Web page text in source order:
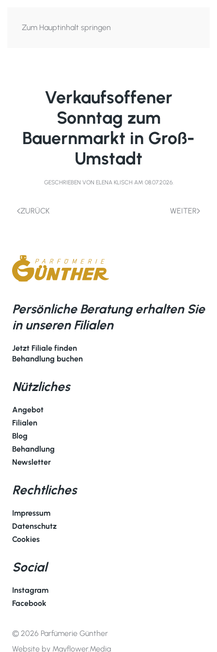
Zum Hauptinhalt springen
Verkaufsoffener
Sonntag zum
Bauernmarkt in Groß-
Umstadt
GESCHRIEBEN VON ELENA KLISCH AM 08.07.2026.
ZURÜCK WEITER
Persönliche Beratung erhalten Sie
in unseren Filialen
Jetzt Filiale finden
Behandlung buchen
Nützliches
Angebot
Filialen
Blog
Behandlung
Newsletter
Rechtliches
Impressum
Datenschutz
Cookies
Social
Instagram
Facebook
© 2026 Parfümerie Günther
Website by Mayflower.Media